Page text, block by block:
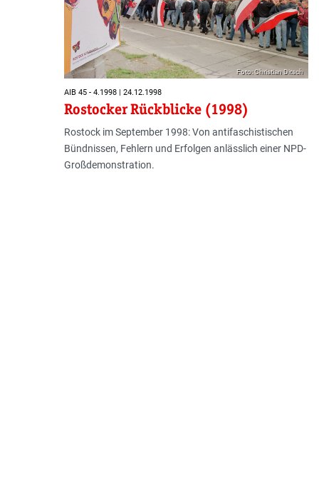
Foto: Christian Ditsch
AIB 45 - 4.1998 | 24.12.1998
Rostocker Rückblicke (1998)
Rostock im September 1998: Von antifaschistischen
Bündnissen, Fehlern und Erfolgen anlässlich einer NPD-
Großdemonstration.